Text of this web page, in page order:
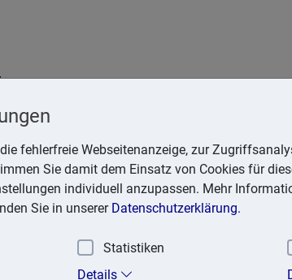
fehlerfreie Webseitenanzeige, zur
Sie damit dem Einsatz von Cookies für
individuell anzupassen. Mehr
Sie in unserer Datenschutzerklärung.
Statistiken
Details